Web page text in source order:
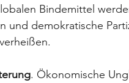
Bindemittel
und demokratische
. Ökonomische